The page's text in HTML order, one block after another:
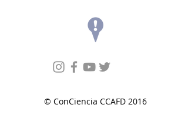
© ConCiencia CCAFD 2016